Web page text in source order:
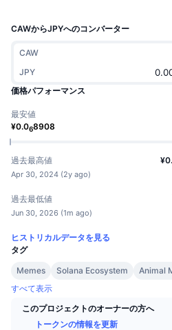
CAWからJPYへのコンバーター
CAW
JPY
価格パフォーマンス
最安値
¥0.068908
過去最高値
Apr 30, 2024 (2y ago)
過去最低値
Jun 30, 2026 (1m ago)
ヒストリカルデータを見る
タグ
Memes
Solana Ecosystem
Animal
すべて表示
このプロジェクトのオーナーの方へ
トークンの情報を更新